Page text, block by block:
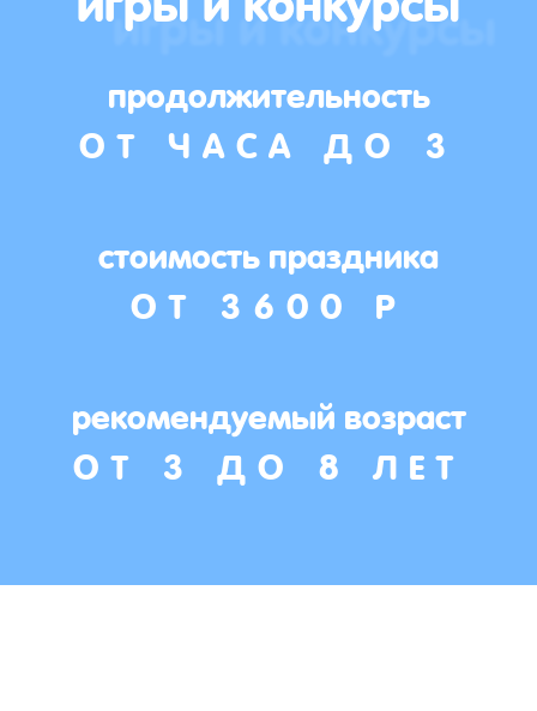
продолжительность
ОТ ЧАСА ДО 3
стоимость праздника
ОТ 3600 Р
рекомендуемый возраст
ОТ 3 ДО 8 ЛЕТ